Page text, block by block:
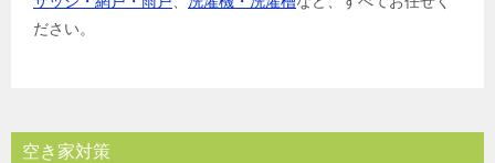
ださい。
空き家対策